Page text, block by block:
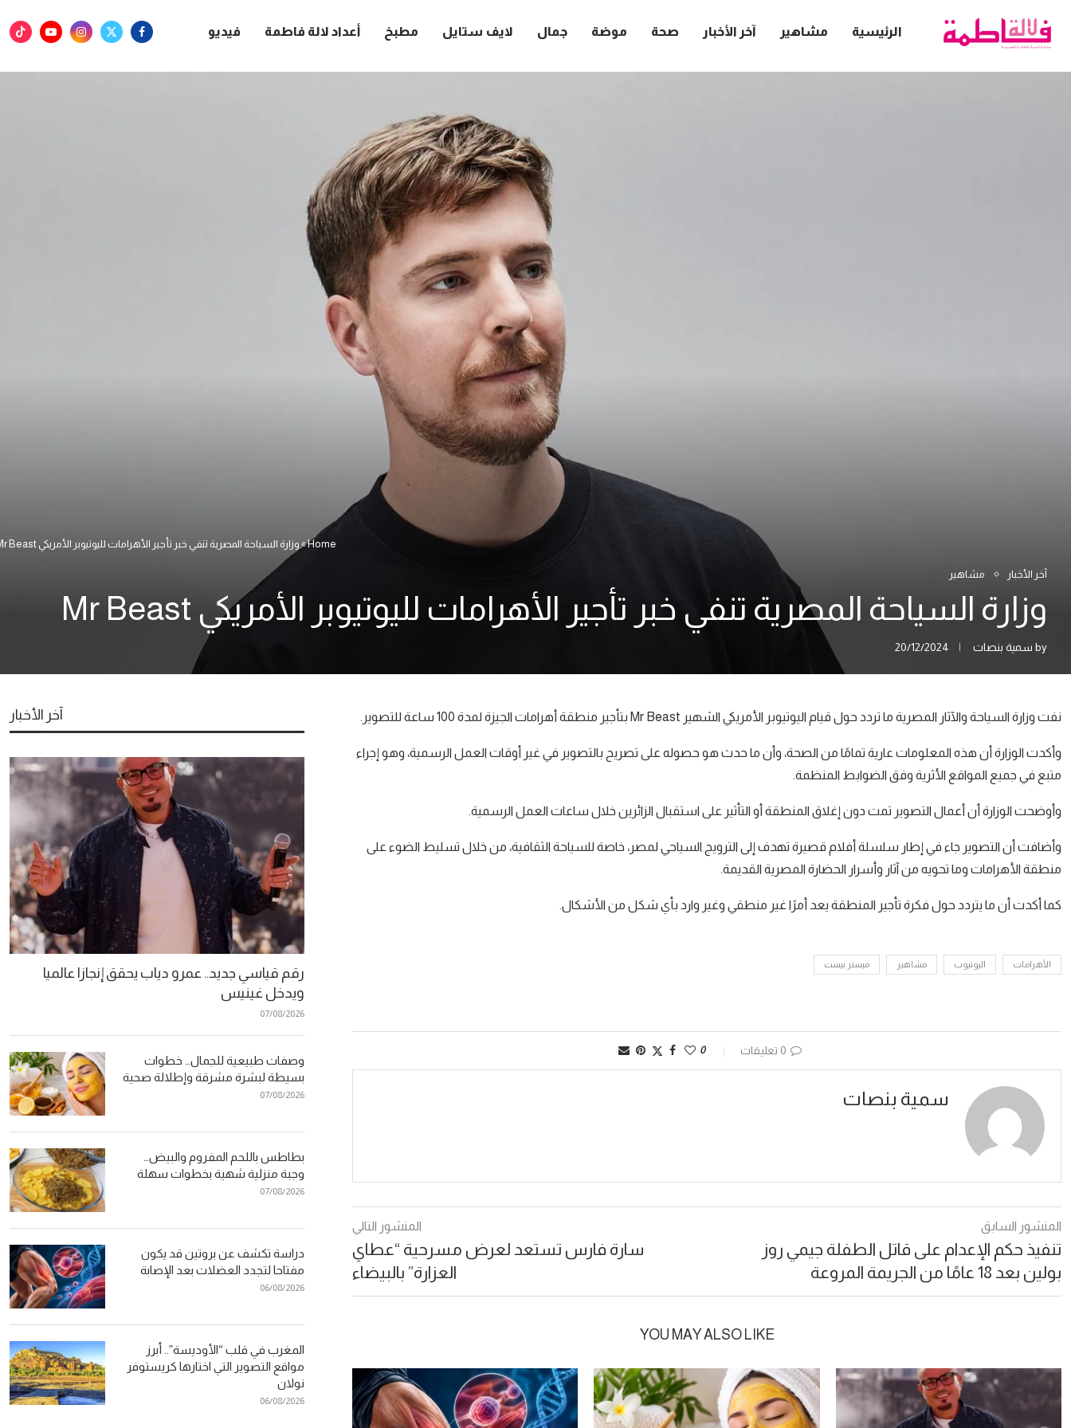
الرئيسية مشاهير آخر الأخبار صحة موضة جمال لايف ستايل مطبخ أعداد لالة فاطمة فيديو
Home
» وزارة السياحة المصرية تنفي خبر تأجير الأهرامات لليوتيوبر الأمريكي Mr Beast
آخر الأخبار مشاهير
وزارة السياحة المصرية تنفي خبر تأجير الأهرامات لليوتيوبر الأمريكي Mr Beast
by سمية بنصات 20/12/2024
نفت وزارة السياحة والآثار المصرية ما تردد حول قيام اليوتيوبر الأمريكي الشهير Mr Beast بتأجير منطقة أهرامات الجيزة لمدة 100 ساعة للتصوير.
وأكدت الوزارة أن هذه المعلومات عارية تمامًا من الصحة، وأن ما حدث هو حصوله على تصريح بالتصوير في غير أوقات العمل الرسمية، وهو إجراء
متبع في جميع المواقع الأثرية وفق الضوابط المنظمة.
وأوضحت الوزارة أن أعمال التصوير تمت دون إغلاق المنطقة أو التأثير على استقبال الزائرين خلال ساعات العمل الرسمية.
وأضافت أن التصوير جاء في إطار سلسلة أفلام قصيرة تهدف إلى الترويج السياحي لمصر، خاصة للسياحة الثقافية، من خلال تسليط الضوء على
منطقة الأهرامات وما تحويه من آثار وأسرار الحضارة المصرية القديمة.
كما أكدت أن ما يتردد حول فكرة تأجير المنطقة يعد أمرًا غير منطقي وغير وارد بأي شكل من الأشكال.
الأهرامات اليوتيوب مشاهير ميستر بيست
0 تعليقات 0
سمية بنصات
المنشور السابق
تنفيذ حكم الإعدام على قاتل الطفلة جيمي روز
بولين بعد 18 عامًا من الجريمة المروعة
المنشور التالي
سارة فارس تستعد لعرض مسرحية “عطاي
العزارة” بالبيضاء
YOU MAY ALSO LIKE
آخر الأخبار
رقم قياسي جديد.. عمرو دياب يحقق إنجازا عالميا
ويدخل غينيس
07/08/2026
وصفات طبيعية للجمال… خطوات
بسيطة لبشرة مشرقة وإطلالة صحية
07/08/2026
بطاطس باللحم المفروم والبيض…
وجبة منزلية شهية بخطوات سهلة
07/08/2026
دراسة تكشف عن بروتين قد يكون
مفتاحا لتجدد العضلات بعد الإصابة
06/08/2026
المغرب في قلب “الأوديسة”.. أبرز
مواقع التصوير التي اختارها كريستوفر
نولان
06/08/2026